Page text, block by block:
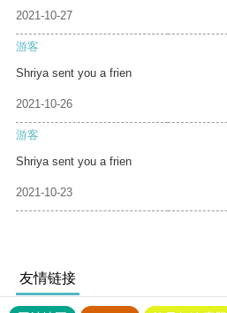
2021-10-27
游客
Shriya sent you a frien
2021-10-26
游客
Shriya sent you a frien
2021-10-23
友情链接